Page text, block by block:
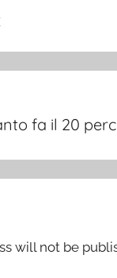
fa il 20
will not be